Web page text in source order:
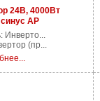
24В, 4000Вт
AP
: Инверто...
(пр...